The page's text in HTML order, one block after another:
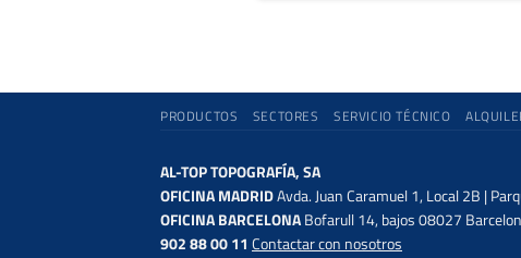
PRODUCTOS SECTORES SERVICIO TÉCNICO
AL-TOP TOPOGRAFÍA, SA
OFICINA MADRIDAvda. Juan Caramuel 1, Local 2B |
OFICINA BARCELONABofarull 14, bajos 08027
902 88 00 11 Contactar con nosotros